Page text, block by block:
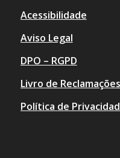
Acessibilidade
Aviso Legal
DPO – RGPD
Livro de Reclamações
Política de